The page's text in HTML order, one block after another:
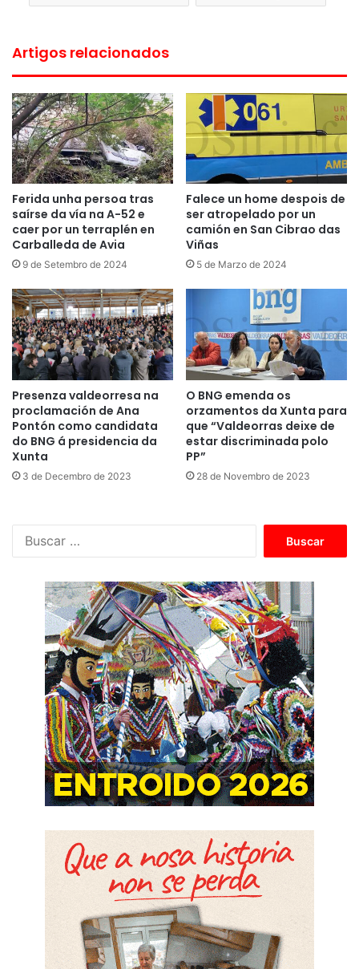
Artigos relacionados
Ferida unha persoa tras
saírse da vía na A-52 e
caer por un terraplén en
Carballeda de Avia
9 de Setembro de 2024
Falece un home despois de
ser atropelado por un
camión en San Cibrao das
Viñas
5 de Marzo de 2024
Presenza valdeorresa na
proclamación de Ana
Pontón como candidata
do BNG á presidencia da
Xunta
3 de Decembro de 2023
O BNG emenda os
orzamentos da Xunta para
que “Valdeorras deixe de
estar discriminada polo
PP”
28 de Novembro de 2023
c
a
r
: